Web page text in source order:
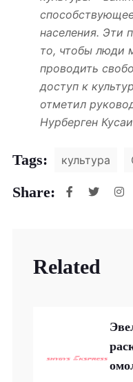
населения. Эти
то, чтобы люди
проводить
доступ к
отметил
Нурберген
Tags: культура
Share:
Related